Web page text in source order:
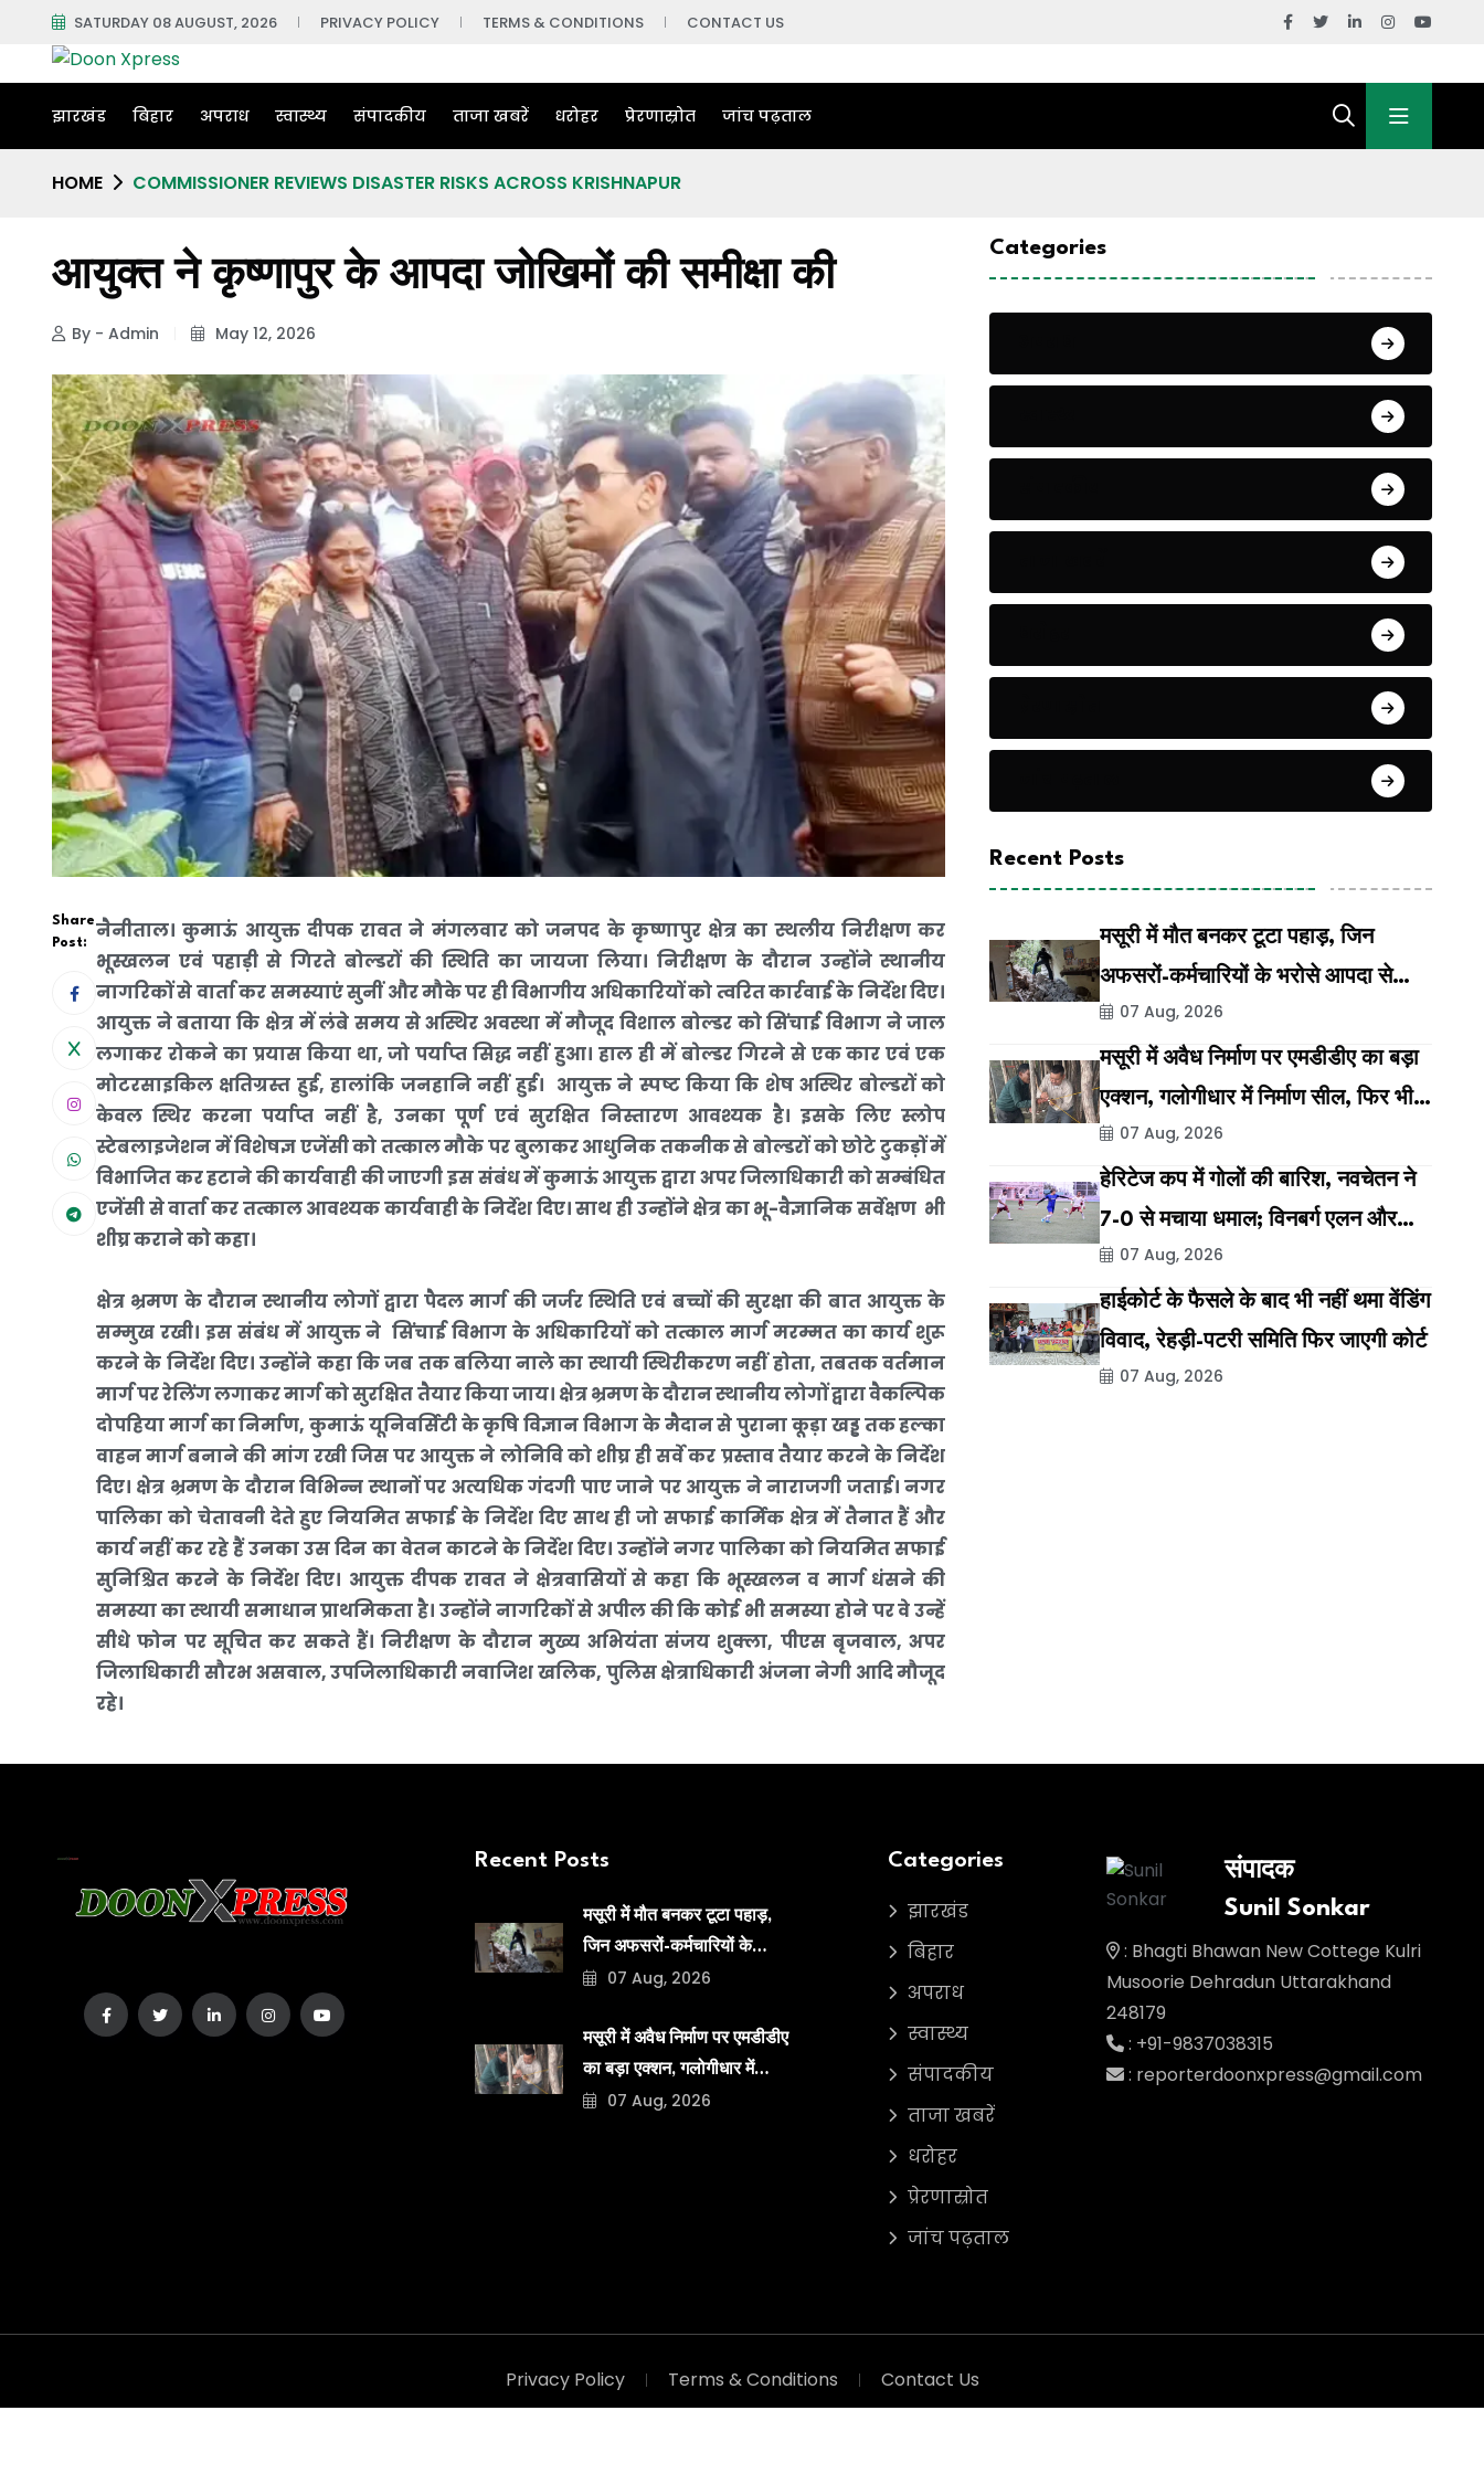
SATURDAY 08 AUGUST, 2026 PRIVACY POLICY TERMS & CONDITIONS CONTACT US
झारखंड बिहार अपराध स्वास्थ्य संपादकीय ताजा खबरें धरोहर प्रेरणास्रोत जांच पढ़ताल
HOME COMMISSIONER REVIEWS DISASTER RISKS ACROSS KRISHNAPUR
आयुक्त ने कृष्णापुर के आपदा जोखिमों की समीक्षा की
By - Admin May 12, 2026
Share
Post:
नैनीताल। कुमाऊं आयुक्त दीपक रावत ने मंगलवार को जनपद के कृष्णापुर क्षेत्र का स्थलीय निरीक्षण कर
भूस्खलन एवं पहाड़ी से गिरते बोल्डरों की स्थिति का जायजा लिया। निरीक्षण के दौरान उन्होंने स्थानीय
नागरिकों से वार्ता कर समस्याएं सुनीं और मौके पर ही विभागीय अधिकारियों को त्वरित कार्रवाई के निर्देश दिए।
आयुक्त ने बताया कि क्षेत्र में लंबे समय से अस्थिर अवस्था में मौजूद विशाल बोल्डर को सिंचाई विभाग ने जाल
लगाकर रोकने का प्रयास किया था, जो पर्याप्त सिद्ध नहीं हुआ। हाल ही में बोल्डर गिरने से एक कार एवं एक
मोटरसाइकिल क्षतिग्रस्त हुई, हालांकि जनहानि नहीं हुई। आयुक्त ने स्पष्ट किया कि शेष अस्थिर बोल्डरों को
केवल स्थिर करना पर्याप्त नहीं है, उनका पूर्ण एवं सुरक्षित निस्तारण आवश्यक है। इसके लिए स्लोप
स्टेबलाइजेशन में विशेषज्ञ एजेंसी को तत्काल मौके पर बुलाकर आधुनिक तकनीक से बोल्डरों को छोटे टुकड़ों में
विभाजित कर हटाने की कार्यवाही की जाएगी इस संबंध में कुमाऊं आयुक्त द्वारा अपर जिलाधिकारी को सम्बंधित
एजेंसी से वार्ता कर तत्काल आवश्यक कार्यवाही के निर्देश दिए। साथ ही उन्होंने क्षेत्र का भू-वैज्ञानिक सर्वेक्षण भी
शीघ्र कराने को कहा।
क्षेत्र भ्रमण के दौरान स्थानीय लोगों द्वारा पैदल मार्ग की जर्जर स्थिति एवं बच्चों की सुरक्षा की बात आयुक्त के
सम्मुख रखी। इस संबंध में आयुक्त ने सिंचाई विभाग के अधिकारियों को तत्काल मार्ग मरम्मत का कार्य शुरू
करने के निर्देश दिए। उन्होंने कहा कि जब तक बलिया नाले का स्थायी स्थिरीकरण नहीं होता, तबतक वर्तमान
मार्ग पर रेलिंग लगाकर मार्ग को सुरक्षित तैयार किया जाय। क्षेत्र भ्रमण के दौरान स्थानीय लोगों द्वारा वैकल्पिक
दोपहिया मार्ग का निर्माण, कुमाऊं यूनिवर्सिटी के कृषि विज्ञान विभाग के मैदान से पुराना कूड़ा खड्ड तक हल्का
वाहन मार्ग बनाने की मांग रखी जिस पर आयुक्त ने लोनिवि को शीघ्र ही सर्वे कर प्रस्ताव तैयार करने के निर्देश
दिए। क्षेत्र भ्रमण के दौरान विभिन्न स्थानों पर अत्यधिक गंदगी पाए जाने पर आयुक्त ने नाराजगी जताई। नगर
पालिका को चेतावनी देते हुए नियमित सफाई के निर्देश दिए साथ ही जो सफाई कार्मिक क्षेत्र में तैनात हैं और
कार्य नहीं कर रहे हैं उनका उस दिन का वेतन काटने के निर्देश दिए। उन्होंने नगर पालिका को नियमित सफाई
सुनिश्चित करने के निर्देश दिए। आयुक्त दीपक रावत ने क्षेत्रवासियों से कहा कि भूस्खलन व मार्ग धंसने की
समस्या का स्थायी समाधान प्राथमिकता है। उन्होंने नागरिकों से अपील की कि कोई भी समस्या होने पर वे उन्हें
सीधे फोन पर सूचित कर सकते हैं। निरीक्षण के दौरान मुख्य अभियंता संजय शुक्ला, पीएस बृजवाल, अपर
जिलाधिकारी सौरभ असवाल, उपजिलाधिकारी नवाजिश खलिक, पुलिस क्षेत्राधिकारी अंजना नेगी आदि मौजूद
रहे।
Categories
Recent Posts
मसूरी में मौत बनकर टूटा पहाड़, जिन
अफसरों-कर्मचारियों के भरोसे आपदा से
लड़ता है शहर, अब वही अपने घरों में
असुरक्षित
07 Aug, 2026
मसूरी में अवैध निर्माण पर एमडीडीए का बड़ा
एक्शन, गलोगीधार में निर्माण सील, फिर भी
नहीं थम रहा नियमों का उल्लंघन
07 Aug, 2026
हेरिटेज कप में गोलों की बारिश, नवचेतन ने
7-0 से मचाया धमाल; विनबर्ग एलन और
मैनोराइट भी जीते
07 Aug, 2026
हाईकोर्ट के फैसले के बाद भी नहीं थमा वेंडिंग
विवाद, रेहड़ी-पटरी समिति फिर जाएगी कोर्ट
07 Aug, 2026
Recent Posts
मसूरी में मौत बनकर टूटा पहाड़,
जिन अफसरों-कर्मचारियों के
भरोसे आपदा से लड़ता है शहर,
07 Aug, 2026
मसूरी में अवैध निर्माण पर एमडीडीए
का बड़ा एक्शन, गलोगीधार में
निर्माण सील, फिर भी नहीं थम रहा
07 Aug, 2026
Categories
झारखंड
बिहार
अपराध
स्वास्थ्य
संपादकीय
ताजा खबरें
धरोहर
प्रेरणास्रोत
जांच पढ़ताल
संपादक
Sunil Sonkar
: Bhagti Bhawan New Cottege Kulri
Musoorie Dehradun Uttarakhand
248179
: +91-9837038315
: reporterdoonxpress@gmail.com
Privacy Policy Terms & Conditions
Contact Us